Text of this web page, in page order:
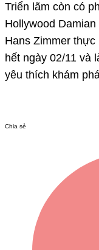
Triển lãm còn có
Hollywood
Hans Zimmer
hết ngày 02/11 và
yêu thích khám
Chia sẻ